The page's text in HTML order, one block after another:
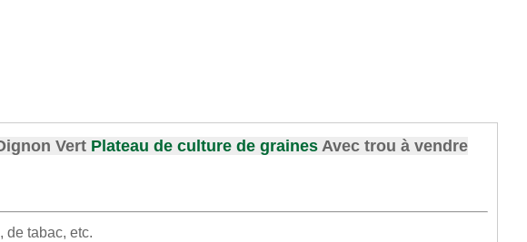
Vert Plateau de culture de graines Avec trou à vendre
de tabac, etc.